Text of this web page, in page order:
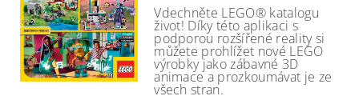
Vdechněte LEGO® katalogu
život! Díky této aplikaci s
podporou rozšířené reality si
můžete prohlížet nové LEGO
výrobky jako zábavné 3D
animace a prozkoumávat je ze
všech stran.